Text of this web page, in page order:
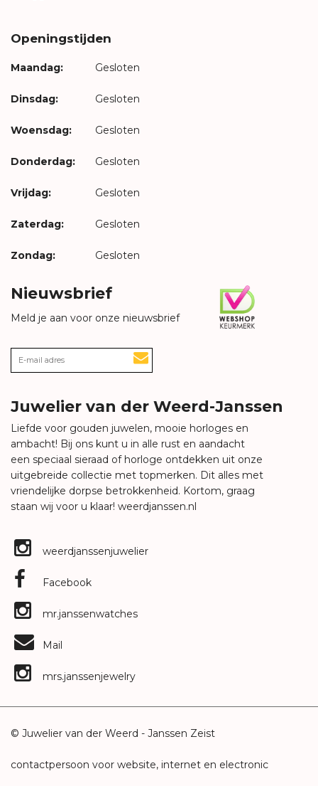
Openingstijden
Maandag: Gesloten
Dinsdag: Gesloten
Woensdag: Gesloten
Donderdag: Gesloten
Vrijdag: Gesloten
Zaterdag: Gesloten
Zondag: Gesloten
Nieuwsbrief
Meld je aan voor onze nieuwsbrief
Juwelier van der Weerd-Janssen
Liefde voor gouden juwelen, mooie horloges en
ambacht! Bij ons kunt u in alle rust en aandacht
een speciaal sieraad of horloge ontdekken uit onze
uitgebreide collectie met topmerken. Dit alles met
vriendelijke dorpse betrokkenheid. Kortom, graag
staan wij voor u klaar! weerdjanssen.nl
weerdjanssenjuwelier
Facebook
mr.janssenwatches
Mail
mrs.janssenjewelry
© Juwelier van der Weerd - Janssen Zeist
contactpersoon voor website, internet en electronic